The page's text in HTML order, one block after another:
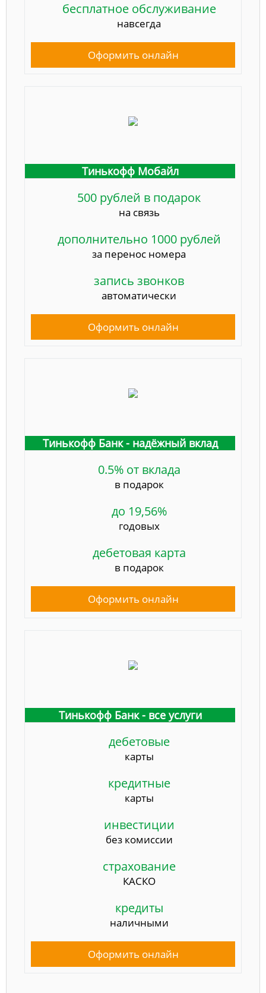
бесплатное обслуживание
навсегда
Оформить онлайн
Тинькофф Мобайл
500 рублей в подарок
на связь
дополнительно 1000 рублей
за перенос номера
запись звонков
автоматически
Оформить онлайн
Тинькофф Банк - надёжный вклад
0.5% от вклада
в подарок
до 19,56%
годовых
дебетовая карта
в подарок
Оформить онлайн
Тинькофф Банк - все услуги
дебетовые
карты
кредитные
карты
инвестиции
без комиссии
страхование
КАСКО
кредиты
наличными
Оформить онлайн